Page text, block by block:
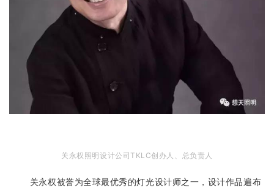
关永权照明设计公司TKLC创办人、总负责人
关永权被誉为全球最优秀的灯光设计师之一，设计作品遍布